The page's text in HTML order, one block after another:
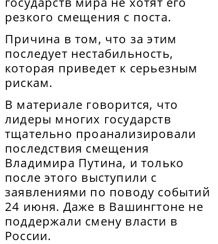
резкого смещения с поста.
Причина в том, что за этим
последует нестабильность,
которая приведет к серьезным
рискам.
В материале говорится, что
лидеры многих государств
тщательно проанализировали
последствия смещения
Владимира Путина, и только
после этого выступили с
заявлениями по поводу событий
24 июня. Даже в Вашингтоне не
поддержали смену власти в
России.